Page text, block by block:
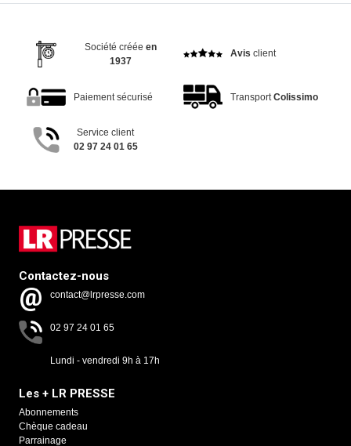
Société créée en
1937
Avis client
Paiement sécurisé Transport Colissimo
Service client
02 97 24 01 65
Contactez-nous
contact@lrpresse.com
02 97 24 01 65
Lundi - vendredi 9h à 17h
Les + LR PRESSE
Abonnements
Chèque cadeau
Parrainage